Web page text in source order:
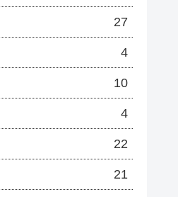
27
4
10
4
22
21